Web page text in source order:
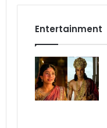
Entertainment